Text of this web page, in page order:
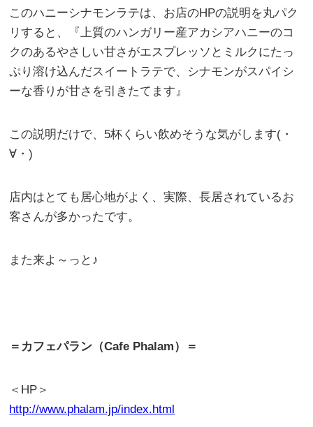
このハニーシナモンラテは、お店のHPの説明を丸パク
リすると、『上質のハンガリー産アカシアハニーのコ
クのあるやさしい甘さがエスプレッソとミルクにたっ
ぷり溶け込んだスイートラテで、シナモンがスパイシ
ーな香りが甘さを引きたてます』
この説明だけで、5杯くらい飲めそうな気がします(・
∀・)
店内はとても居心地がよく、実際、長居されているお
客さんが多かったです。
また来よ～っと♪
＝カフェパラン（Cafe Phalam）＝
＜HP＞
http://www.phalam.jp/index.html